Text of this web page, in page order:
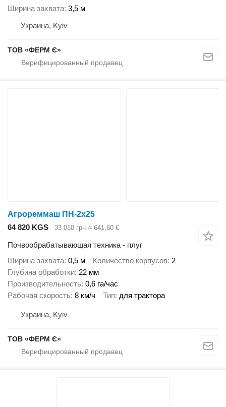
Ширина захвата 3,5 м
Украина, Kyiv
ТОВ «ФЕРМ Є»
Агрореммаш ПН-2х25
64 820 KGS
33 010 грн ≈ 641,60 €
Почвообрабатывающая техника - плуг
Ширина захвата 0,5 м Количество корпусов 2
Глубина обработки 22 мм
Производительность 0,6 га/час
Рабочая скорость 8 км/ч Тип для трактора
Украина, Kyiv
ТОВ «ФЕРМ Є»